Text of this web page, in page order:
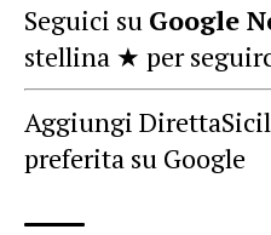
Seguici su Google
stellina ★ per
Aggiungi
preferita su Google